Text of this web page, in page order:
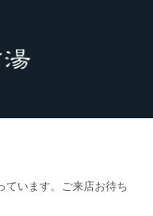
います。ご来店お待ち